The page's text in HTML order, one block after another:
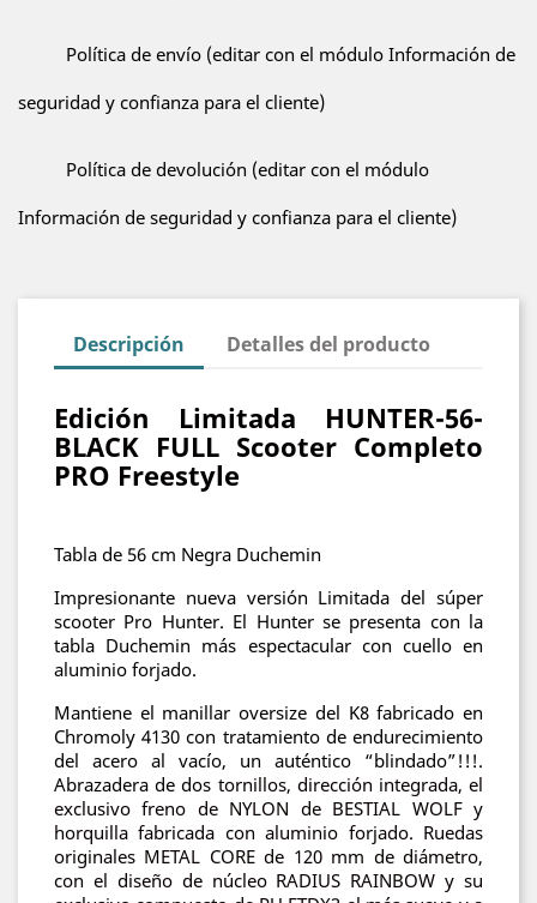
Política de envío (editar con el módulo Información de
seguridad y confianza para el cliente)
Política de devolución (editar con el módulo
Información de seguridad y confianza para el cliente)
Descripción Detalles del producto
Edición Limitada HUNTER-56-
BLACK FULL Scooter Completo
PRO Freestyle
Tabla de 56 cm Negra Duchemin
Impresionante nueva versión Limitada del súper
scooter Pro Hunter. El Hunter se presenta con la
tabla Duchemin más espectacular con cuello en
aluminio forjado.
Mantiene el manillar oversize del K8 fabricado en
Chromoly 4130 con tratamiento de endurecimiento
del acero al vacío, un auténtico “blindado”!!!.
Abrazadera de dos tornillos, dirección integrada, el
exclusivo freno de NYLON de BESTIAL WOLF y
horquilla fabricada con aluminio forjado. Ruedas
originales METAL CORE de 120 mm de diámetro,
con el diseño de núcleo RADIUS RAINBOW y su